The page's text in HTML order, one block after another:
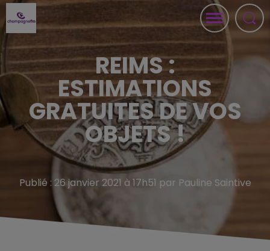
REIMS :
ESTIMATIONS
GRATUITES DE VOS
OBJETS !
Publié : 26 janvier 2021 à 17h51 par Pauline Saintive